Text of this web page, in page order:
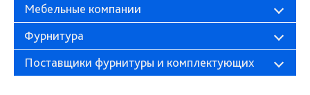
Мебельные компании
Фурнитура
Поставщики фурнитуры и комплектующих